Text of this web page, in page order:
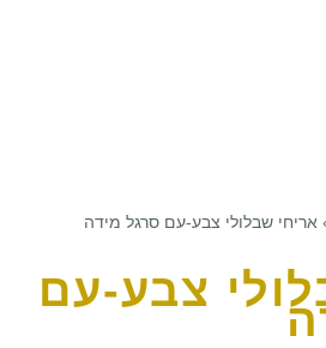
› אריחי שבלולי צבע-עם סרגל מידה
צבע-עם